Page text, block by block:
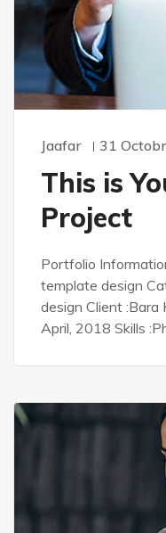
Jaafar 31
This is
Project
Portfolio
template design
design Client :Bara
April, 2018 Skills